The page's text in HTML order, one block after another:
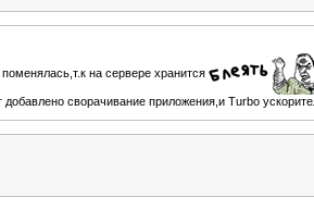
на сервере хранится
сворачивание приложения,и Turbo